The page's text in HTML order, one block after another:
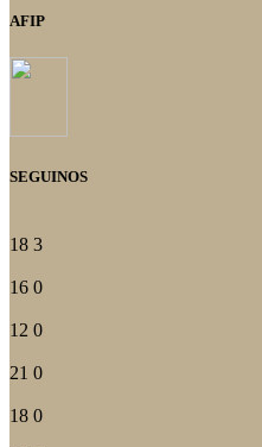
AFIP
SEGUINOS
18 3
16 0
12 0
21 0
18 0